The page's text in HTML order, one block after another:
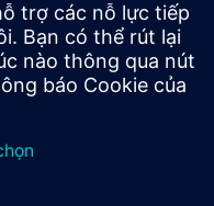
sử dụng tài nguyên